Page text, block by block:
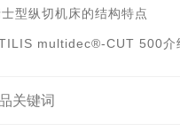
型纵切机床的结构特点
multidec®-CUT 500介